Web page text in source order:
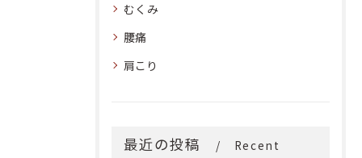
むくみ
腰痛
肩こり
最近の投稿
Recent